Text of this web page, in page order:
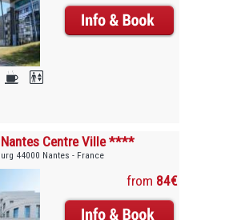
Nantes Centre Ville ****
44000 Nantes - France
from 84€